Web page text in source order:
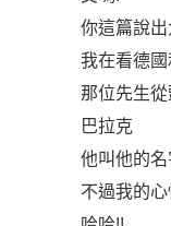
你這篇說
我在看德
那位先生
巴拉克
他叫他的
不過我的